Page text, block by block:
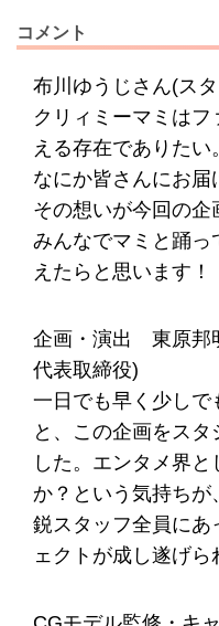
コメント
布川ゆうじさん(ス
クリィミーマミは
える存在でありた
なにか皆さんにお届
その想いが今回の
みんなでマミと踊っ
えたらと思います！
企画・演出 東原邦
代表取締役)
一日でも早く少しで
と、この企画をスタ
した。エンタメ界
か？という気持ち
鋭スタッフ全員にあ
ェクトが成し遂げら